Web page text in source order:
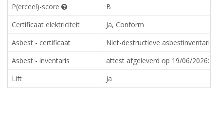
P(erceel)-score
B
Certificaat elektriciteit
Ja, Conform
Asbest - certificaat
Niet-destructieve asbestinventaris
Asbest - inventaris
attest afgeleverd op 19/06/2026:
Lift
Ja